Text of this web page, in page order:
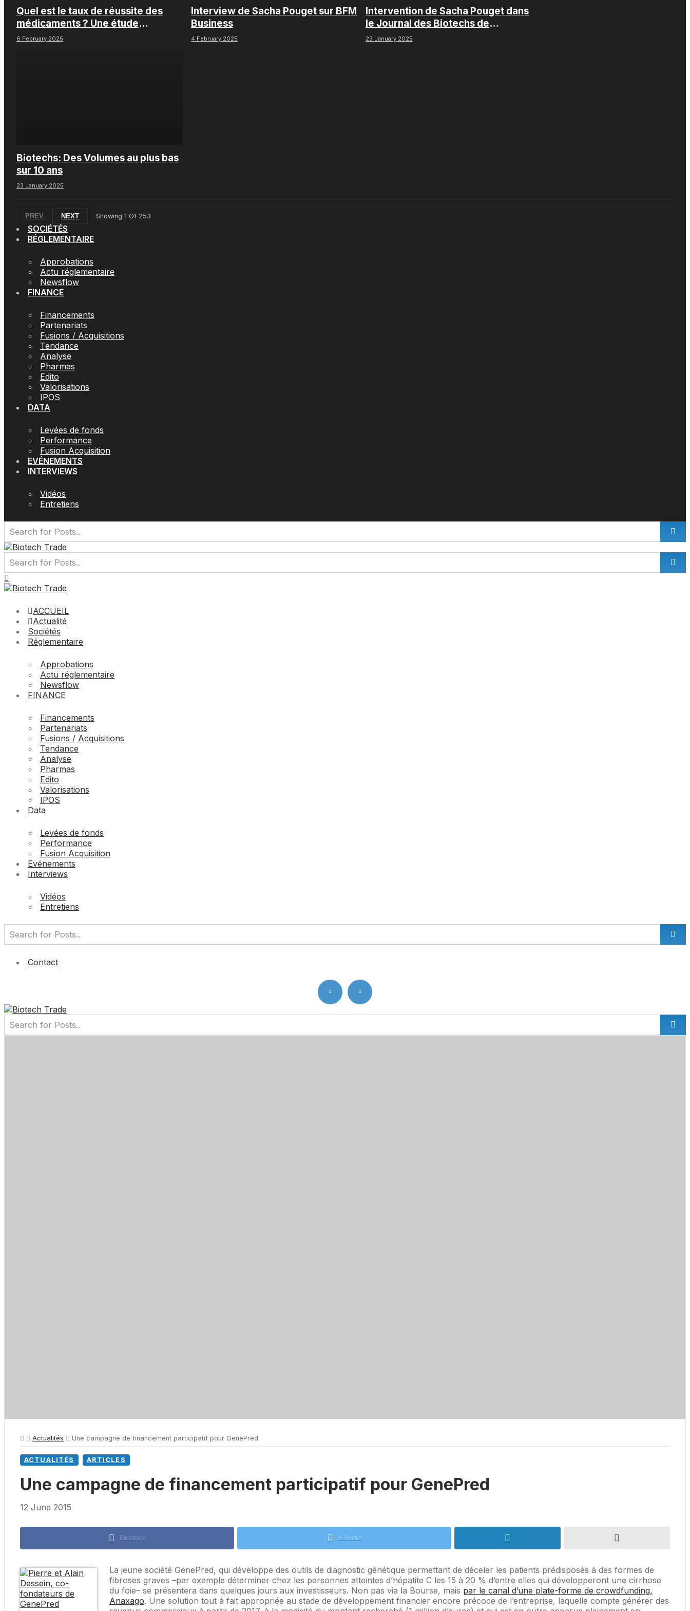
Quel est le taux de réussite des
médicaments ? Une étude
intéressante chez les Big Pharmas
6 February 2025
Interview de Sacha Pouget sur BFM
Business
4 February 2025
Intervention de Sacha Pouget dans
le Journal des Biotechs de
Boursorama
23 January 2025
Biotechs: Des Volumes au plus bas
sur 10 ans
23 January 2025
PREV NEXT Showing 1 Of 253
SOCIÉTÉS
RÉGLEMENTAIRE
Approbations
Actu réglementaire
Newsflow
FINANCE
Financements
Partenariats
Fusions / Acquisitions
Tendance
Analyse
Pharmas
Edito
Valorisations
IPOS
DATA
Levées de fonds
Performance
Fusion Acquisition
EVÉNEMENTS
INTERVIEWS
Vidéos
Entretiens
ACCUEIL
Actualité
Sociétés
Réglementaire
Approbations
Actu réglementaire
Newsflow
FINANCE
Financements
Partenariats
Fusions / Acquisitions
Tendance
Analyse
Pharmas
Edito
Valorisations
IPOS
Data
Levées de fonds
Performance
Fusion Acquisition
Evénements
Interviews
Vidéos
Entretiens
Contact
Actualités Une campagne de financement participatif pour GenePred
ACTUALITÉS ARTICLES
Une campagne de financement participatif pour GenePred
12 June 2015
Facebook X Twitter
La jeune société GenePred, qui développe des outils de diagnostic génétique permettant de déceler les patients prédisposés à des formes de
fibroses graves –par exemple déterminer chez les personnes atteintes d’hépatite C les 15 à 20 % d’entre elles qui développeront une cirrhose
du foie– se présentera dans quelques jours aux investisseurs. Non pas via la Bourse, mais par le canal d’une plate-forme de crowdfunding,
Anaxago. Une solution tout à fait appropriée au stade de développement financier encore précoce de l’entreprise, laquelle compte générer des